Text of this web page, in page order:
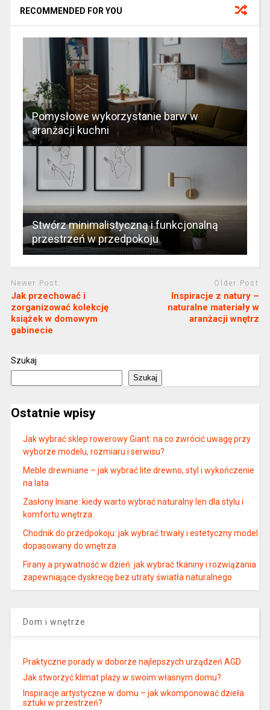
RECOMMENDED FOR YOU
Pomysłowe wykorzystanie barw w
aranżacji kuchni
Stwórz minimalistyczną i funkcjonalną
przestrzeń w przedpokoju
Newer Post
Jak przechować i
zorganizować kolekcję
książek w domowym
gabinecie
Older Post
Inspiracje z natury –
naturalne materiały w
aranżacji wnętrz
Szukaj
Szukaj
Ostatnie wpisy
Jak wybrać sklep rowerowy Giant: na co zwrócić uwagę przy
wyborze modelu, rozmiaru i serwisu?
Meble drewniane – jak wybrać lite drewno, styl i wykończenie
na lata
Zasłony lniane: kiedy warto wybrać naturalny len dla stylu i
komfortu wnętrza
Chodnik do przedpokoju: jak wybrać trwały i estetyczny model
dopasowany do wnętrza
Firany a prywatność w dzień: jak wybrać tkaniny i rozwiązania
zapewniające dyskrecję bez utraty światła naturalnego
Dom i wnętrze
Praktyczne porady w doborze najlepszych urządzeń AGD
Jak stworzyć klimat plaży w swoim własnym domu?
Inspiracje artystyczne w domu – jak wkomponować dzieła
sztuki w przestrzeń?